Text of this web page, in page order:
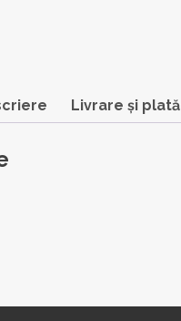
Livrare și plată